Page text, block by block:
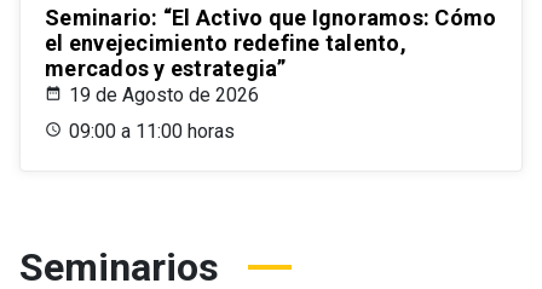
Seminario: “El Activo que Ignoramos: Cómo
el envejecimiento redefine talento,
mercados y estrategia”
19 de Agosto de 2026
09:00 a 11:00 horas
Seminarios